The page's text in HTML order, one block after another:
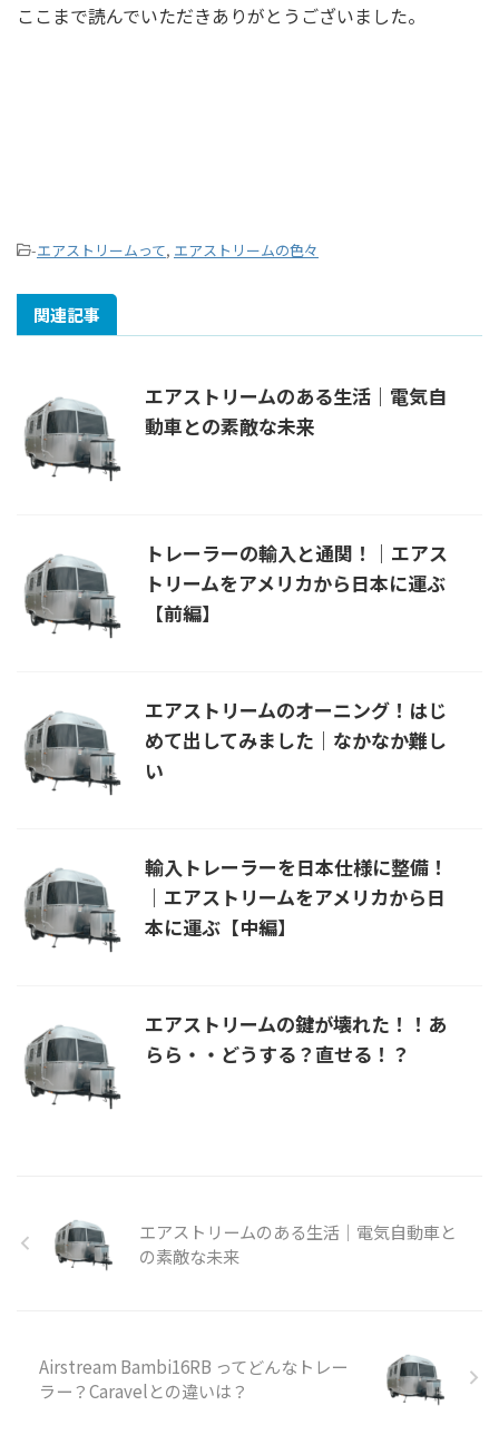
ここまで読んでいただきありがとうございました。
-エアストリームって, エアストリームの色々
関連記事
エアストリームのある生活｜電気自
動車との素敵な未来
トレーラーの輸入と通関！｜エアス
トリームをアメリカから日本に運ぶ
【前編】
エアストリームのオーニング！はじ
めて出してみました｜なかなか難し
い
輸入トレーラーを日本仕様に整備！
｜エアストリームをアメリカから日
本に運ぶ【中編】
エアストリームの鍵が壊れた！！あ
らら・・どうする？直せる！？
エアストリームのある生活｜電気自動車と
の素敵な未来
Airstream Bambi16RB ってどんなトレー
ラー？Caravelとの違いは？